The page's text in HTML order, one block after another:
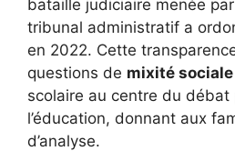
bataille judiciaire menée
tribunal administratif a
en 2022. Cette
questions de mixité sociale
scolaire au centre du débat
l’éducation, donnant aux
d’analyse.